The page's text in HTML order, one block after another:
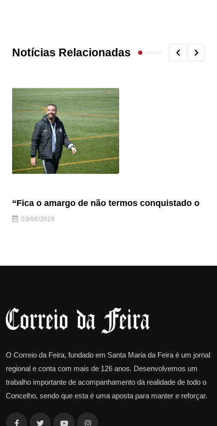
Notícias Relacionadas
“Fica o amargo de não termos conquistado o
03/06/2026
O Correio da Feira, fundado em Santa Maria da Feira é um jornal
regional e conta com mais de 126 anos. Desenvolvemos um
trabalho importante de acompanhamento da realidade de todo o
Concelho, sendo que esta é uma aposta para manter e reforçar.